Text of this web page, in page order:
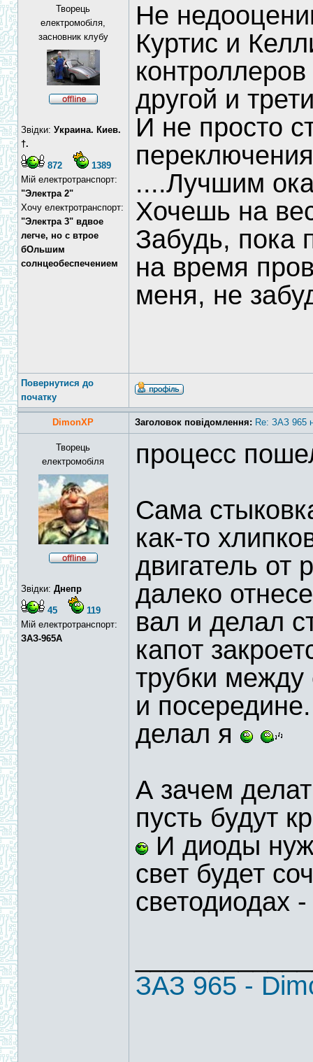
Творець
електромобіля,
засновник клубу
Звідки: Украина. Киев.
†.
872
1389
Мій електротранспорт:
"Электра 2"
Хочу електротранспорт:
"Электра 3" вдвое
легче, но с втрое
бОльшим
солнцеобеспечением
Не
Куртис и
другой и
И не просто
....Лучшим
Хочешь на
Забудь, пока
на время
меня, не
Повернутися до
початку
DimonXP Заголовок повідомлення: Re: ЗАЗ 965
Творець
електромобіля
Звідки: Днепр
45
119
Мій електротранспорт:
ЗАЗ-965А
процесс
Сама
как-то
двигатель от
далеко
вал и делал
капот
трубки между
и
делал я
А зачем
пусть будут
И диоды
свет будет
светодиодах
ЗАЗ 965 -